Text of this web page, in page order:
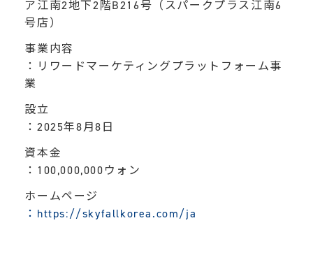
ア江南2地下2階B216号（スパークプラス江南6
号店）
事業内容
：リワードマーケティングプラットフォーム事
業
設立
：2025年8月8日
資本金
：100,000,000ウォン
ホームページ
：https://skyfallkorea.com/ja